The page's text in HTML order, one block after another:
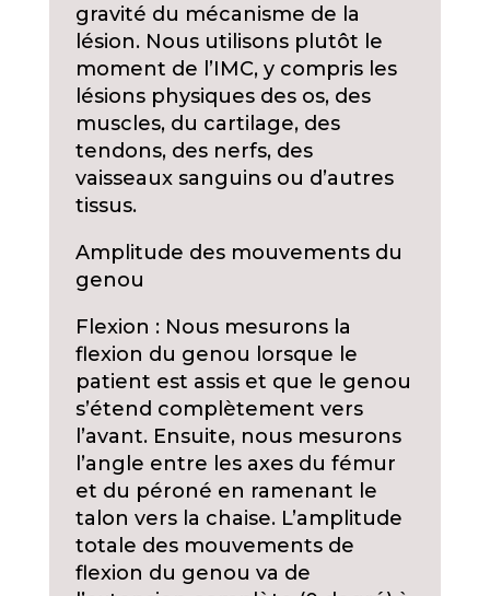
gravité du mécanisme de la
lésion. Nous utilisons plutôt le
moment de l’IMC, y compris les
lésions physiques des os, des
muscles, du cartilage, des
tendons, des nerfs, des
vaisseaux sanguins ou d’autres
tissus.
Amplitude des mouvements du
genou
Flexion : Nous mesurons la
flexion du genou lorsque le
patient est assis et que le genou
s’étend complètement vers
l’avant. Ensuite, nous mesurons
l’angle entre les axes du fémur
et du péroné en ramenant le
talon vers la chaise. L’amplitude
totale des mouvements de
flexion du genou va de